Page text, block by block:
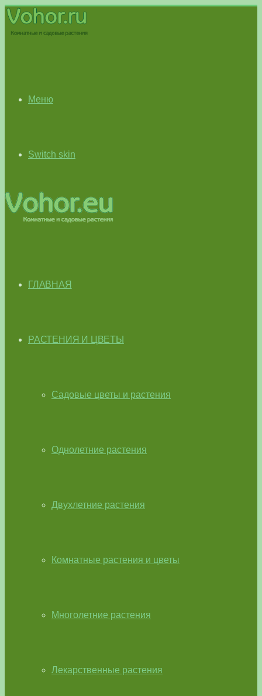
Меню
Switch skin
ГЛАВНАЯ
РАСТЕНИЯ И ЦВЕТЫ
Садовые цветы и растения
Однолетние растения
Двухлетние растения
Комнатные растения и цветы
Многолетние растения
Лекарственные растения